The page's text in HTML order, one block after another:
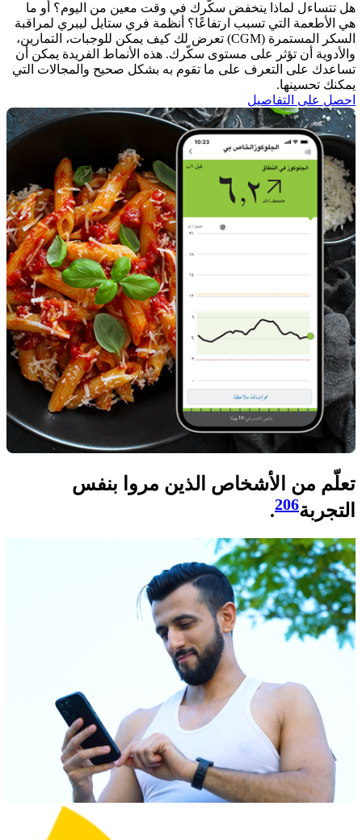
هل تتساءل لماذا ينخفض سكّرك في وقت معين من اليوم؟ أو ما
هي الأطعمة التي تسبب ارتفاعًا؟ أنظمة فري ستايل ليبري لمراقبة
السكر المستمرة (CGM) تعرض لك كيف يمكن للوجبات، التمارين،
والأدوية أن تؤثر على مستوى سكّرك. هذه الأنماط الفريدة يمكن أن
تساعدك على التعرف على ما تقوم به بشكل صحيح والمجالات التي
يمكنك تحسينها. ​
احصل على التفاصيل
تعلّم من الأشخاص الذين مروا بنفس
التجربة206
.​